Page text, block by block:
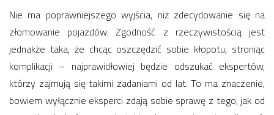
Nie ma poprawniejszego wyjścia, niż zdecydowanie się na
złomowanie pojazdów. Zgodność z rzeczywistością jest
jednakże taka, że chcąc oszczędzić sobie kłopotu, stroniąc
komplikacji – najprawidłowiej będzie odszukać ekspertów,
którzy zajmują się takimi zadaniami od lat. To ma znaczenie,
bowiem wyłącznie eksperci zdają sobie sprawę z tego, jak od